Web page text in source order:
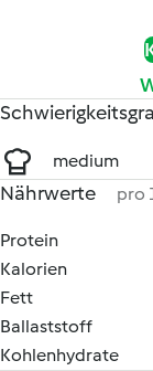
medium
Nährwerte pro
Protein
Kalorien
Fett
Ballaststoff
Kohlenhydrate